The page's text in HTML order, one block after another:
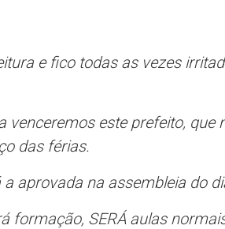
e fico todas as vezes
venceremos este prefeito, que
das férias.
aprovada na assembleia do
formação, SERÁ aulas